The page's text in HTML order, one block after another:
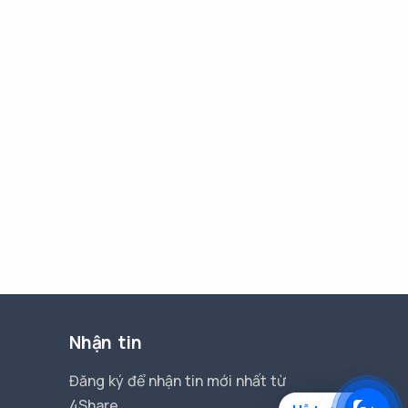
Nhận tin
Đăng ký để nhận tin mới nhất từ